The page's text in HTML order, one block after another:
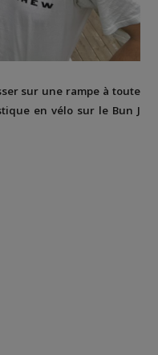
sur une rampe à toute
en vélo sur le Bun J